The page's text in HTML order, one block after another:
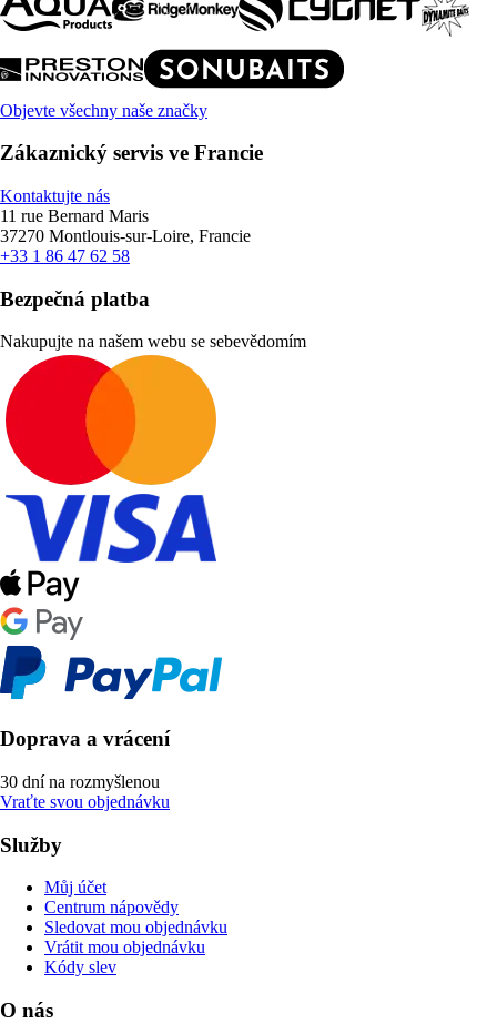
Objevte všechny naše značky
Zákaznický servis ve Francie
Kontaktujte nás
11 rue Bernard Maris
37270 Montlouis-sur-Loire, Francie
+33 1 86 47 62 58
Bezpečná platba
Nakupujte na našem webu se sebevědomím
Doprava a vrácení
30 dní na rozmyšlenou
Vraťte svou objednávku
Služby
Můj účet
Centrum nápovědy
Sledovat mou objednávku
Vrátit mou objednávku
Kódy slev
O nás